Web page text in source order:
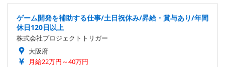
ゲーム開発を補助する仕事/土日祝休み/昇給・賞与あり/年間
休日120日以上
株式会社プロジェクトトリガー
大阪府
月給22万円～40万円